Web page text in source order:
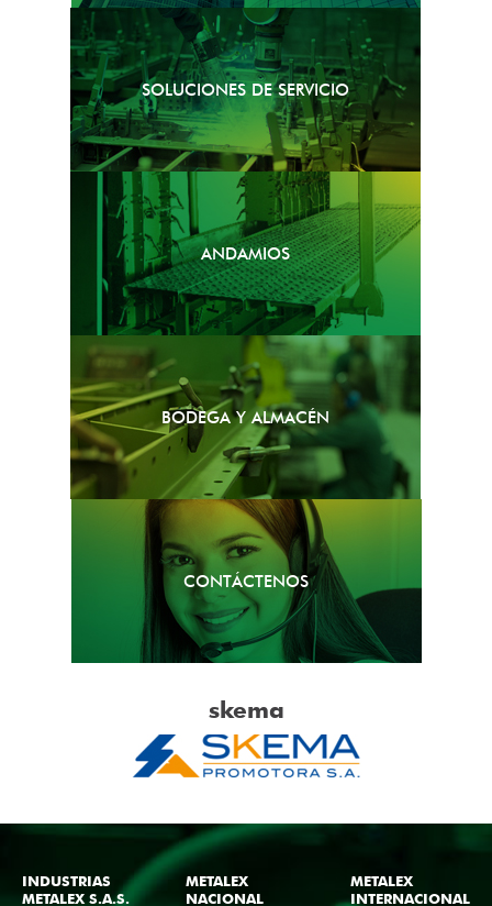
SOLUCIONES DE SERVICIO
ANDAMIOS
BODEGA Y ALMACÉN
CONTÁCTENOS
skema
INDUSTRIAS
METALEX S.A.S.
METALEX
NACIONAL
METALEX
INTERNACIONAL